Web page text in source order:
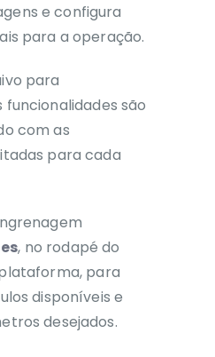
e configura
para a operação.
para
funcionalidades são
com as
para cada
, no rodapé do
para
disponíveis e
desejados.